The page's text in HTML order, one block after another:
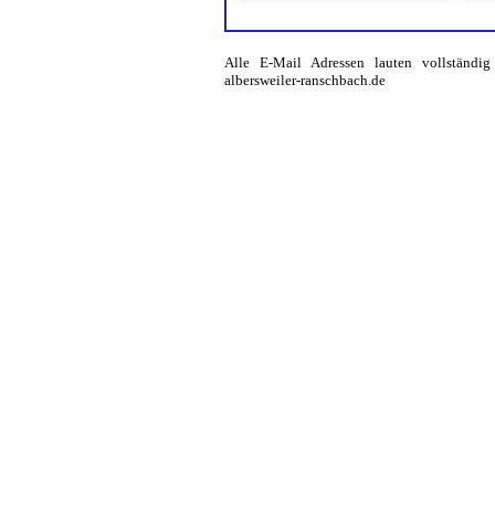
Alle E-Mail Adressen lauten vollständig
albersweiler-ranschbach.de